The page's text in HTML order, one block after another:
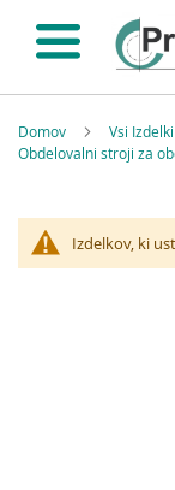
Domov Vsi Izdelki
Obdelovalni stroji za
Izdelkov, ki